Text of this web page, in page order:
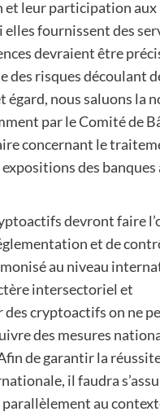
et leur participation aux
fournissent des
devraient être
des risques découlant
égard, nous saluons la
par le Comité de
concernant le
des banques
devront faire
et de
au niveau
intersectoriel et
cryptoactifs on ne
des mesures
de garantir la
il faudra
au